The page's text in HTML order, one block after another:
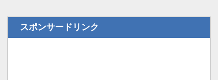
スポンサードリンク